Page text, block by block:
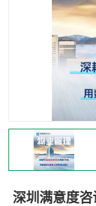
深圳满意度
服务满意度调